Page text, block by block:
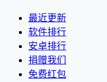
最近更新
软件排行
安卓排行
捐赠我们
免费红包